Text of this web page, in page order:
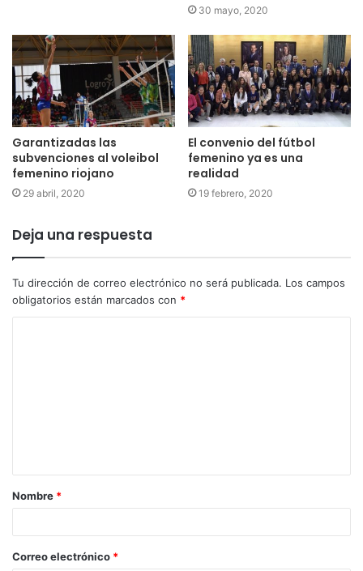
30 mayo, 2020
Garantizadas las
subvenciones al voleibol
femenino riojano
29 abril, 2020
El convenio del fútbol
femenino ya es una
realidad
19 febrero, 2020
Deja una respuesta
Tu dirección de correo electrónico no será publicada. Los campos
obligatorios están marcados con *
Nombre *
Correo electrónico *